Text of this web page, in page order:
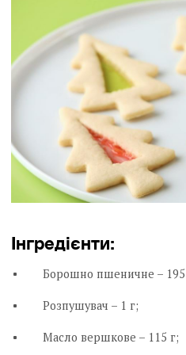
Інгредієнти:
Борошно пшеничне –
Розпушувач – 1 г;
Масло вершкове – 115 г;